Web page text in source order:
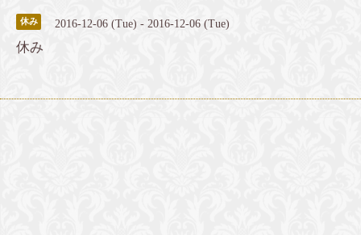
休み 2016-12-06 (Tue) - 2016-12-06 (Tue)
休み